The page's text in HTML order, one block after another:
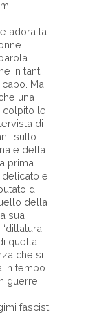
adora la
in tanti
Ma
una
colpito le
di
sullo
e della
prima
delicato e
di
della
sua
quella
che si
in tempo
guerre
fascisti